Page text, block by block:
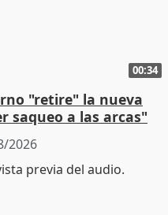
00:34
"retire" la nueva
saqueo a las arcas"
2026